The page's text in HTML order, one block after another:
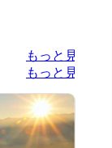
もっと見る
もっと見る